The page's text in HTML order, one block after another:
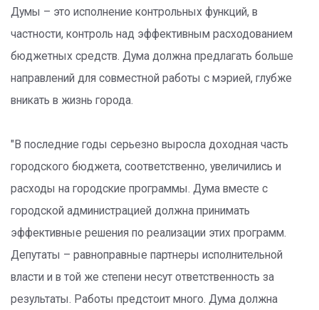
Думы – это исполнение контрольных функций, в
частности, контроль над эффективным расходованием
бюджетных средств. Дума должна предлагать больше
направлений для совместной работы с мэрией, глубже
вникать в жизнь города.
"В последние годы серьезно выросла доходная часть
городского бюджета, соответственно, увеличились и
расходы на городские программы. Дума вместе с
городской администрацией должна принимать
эффективные решения по реализации этих программ.
Депутаты – равноправные партнеры исполнительной
власти и в той же степени несут ответственность за
результаты. Работы предстоит много. Дума должна